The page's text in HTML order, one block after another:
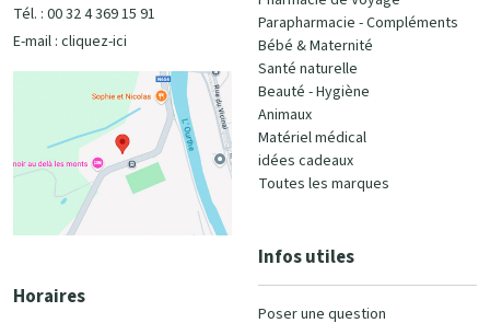
Tél. : 00 32 4 369 15 91
E-mail : cliquez-ici
Horaires
Parapharmacie - Compléments
Bébé & Maternité
Santé naturelle
Beauté - Hygiène
Animaux
Matériel médical
idées cadeaux
Toutes les marques
Infos utiles
Poser une question